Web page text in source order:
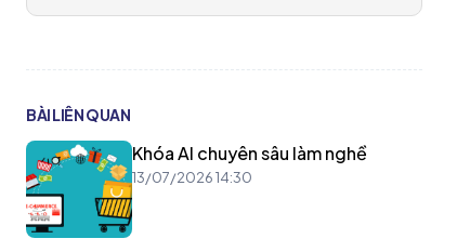
BÀI LIÊN QUAN
Khóa AI chuyên sâu làm nghề
13/07/2026 14:30